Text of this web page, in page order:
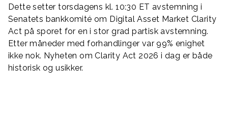
Dette setter torsdagens kl. 10:30 ET avstemning i
Senatets bankkomité om Digital Asset Market Clarity
Act på sporet for en i stor grad partisk avstemning.
Etter måneder med forhandlinger var 99% enighet
ikke nok. Nyheten om Clarity Act 2026 i dag er både
historisk og usikker.